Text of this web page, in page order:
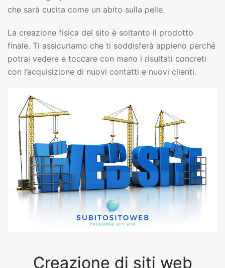
che sarà cucita come un abito sulla pelle.
La creazione fisica del sito è soltanto il prodotto
finale. Ti assicuriamo che ti soddisferà appieno perché
potrai vedere e toccare con mano i risultati concreti
con l’acquisizione di nuovi contatti e nuovi clienti.
Creazione di siti web